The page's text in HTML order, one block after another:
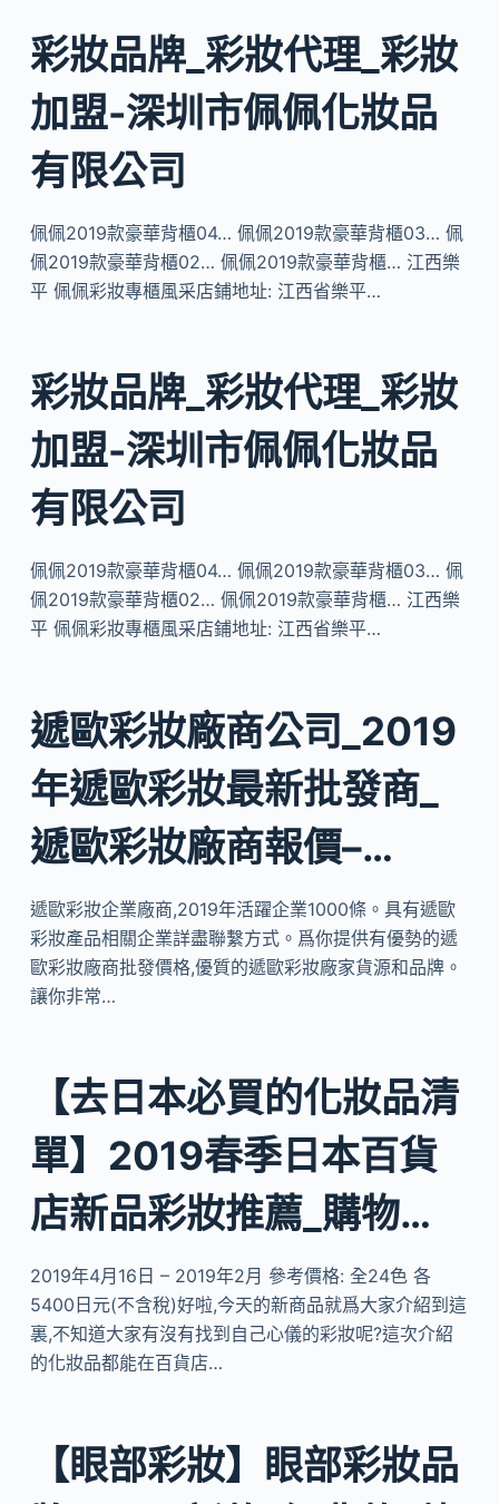
彩妝品牌_彩妝代理_彩妝
加盟-深圳市佩佩化妝品
有限公司
佩佩2019款豪華背櫃04… 佩佩2019款豪華背櫃03… 佩
佩2019款豪華背櫃02… 佩佩2019款豪華背櫃… 江西樂
平 佩佩彩妝專櫃風采店鋪地址: 江西省樂平…
彩妝品牌_彩妝代理_彩妝
加盟-深圳市佩佩化妝品
有限公司
佩佩2019款豪華背櫃04… 佩佩2019款豪華背櫃03… 佩
佩2019款豪華背櫃02… 佩佩2019款豪華背櫃… 江西樂
平 佩佩彩妝專櫃風采店鋪地址: 江西省樂平…
遞歐彩妝廠商公司_2019
年遞歐彩妝最新批發商_
遞歐彩妝廠商報價–…
遞歐彩妝企業廠商,2019年活躍企業1000條。具有遞歐
彩妝產品相關企業詳盡聯繫方式。爲你提供有優勢的遞
歐彩妝廠商批發價格,優質的遞歐彩妝廠家貨源和品牌。
讓你非常…
【去日本必買的化妝品清
單】2019春季日本百貨
店新品彩妝推薦_購物…
2019年4月16日 – 2019年2月 參考價格: 全24色 各
5400日元(不含稅)好啦,今天的新商品就爲大家介紹到這
裏,不知道大家有沒有找到自己心儀的彩妝呢?這次介紹
的化妝品都能在百貨店…
【眼部彩妝】眼部彩妝品